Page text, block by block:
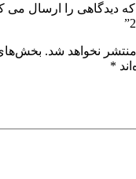
که دیدگاهی را ارسال می
نخواهد شد. بخش‌های
*